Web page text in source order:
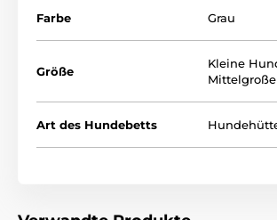
Farbe Grau
Größe
Kleine
Art des Hundebetts